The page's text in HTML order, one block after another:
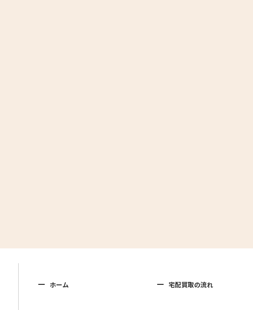
ホーム 宅配買取の流れ